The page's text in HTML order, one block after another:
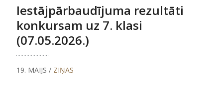
Iestājpārbaudījuma rezultāti
konkursam uz 7. klasi
(07.05.2026.)
19. MAIJS / ZIŅAS